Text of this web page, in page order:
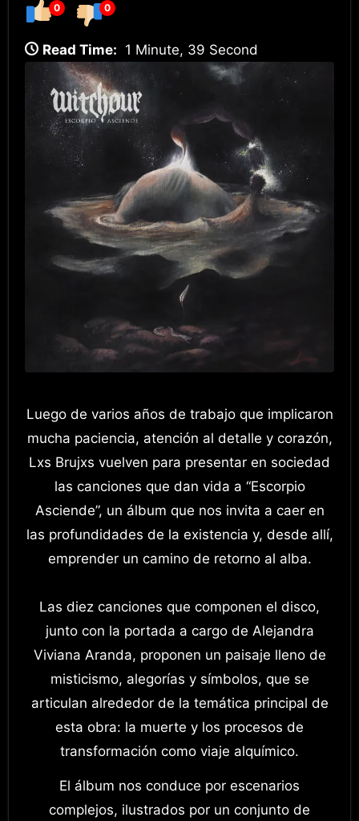
0 0
Read Time: 1 Minute, 39 Second
Luego de varios años de trabajo que implicaron
mucha paciencia, atención al detalle y corazón,
Lxs Brujxs vuelven para presentar en sociedad
las canciones que dan vida a “Escorpio
Asciende”, un álbum que nos invita a caer en
las profundidades de la existencia y, desde allí,
emprender un camino de retorno al alba.
Las diez canciones que componen el disco,
junto con la portada a cargo de Alejandra
Viviana Aranda, proponen un paisaje lleno de
misticismo, alegorías y símbolos, que se
articulan alrededor de la temática principal de
esta obra: la muerte y los procesos de
transformación como viaje alquímico.
El álbum nos conduce por escenarios
complejos, ilustrados por un conjunto de